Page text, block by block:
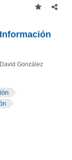
Información
González